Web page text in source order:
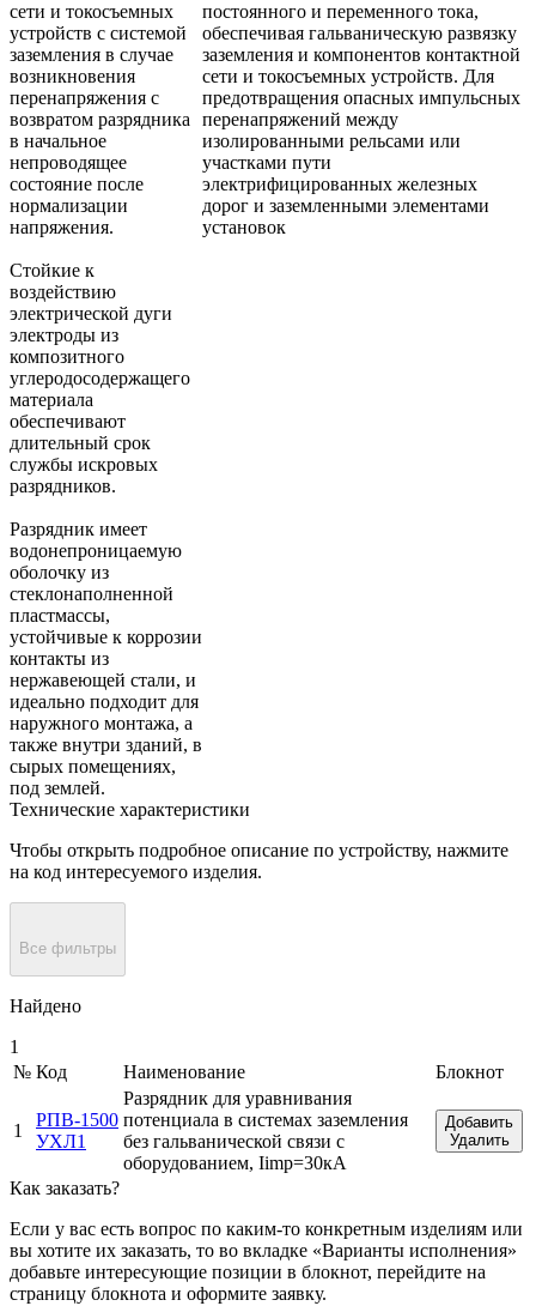
сети и токосъемных
устройств с системой
заземления в случае
возникновения
перенапряжения с
возвратом разрядника
в начальное
непроводящее
состояние после
нормализации
напряжения.
Стойкие к
воздействию
электрической дуги
электроды из
композитного
углеродосодержащего
материала
обеспечивают
длительный срок
службы искровых
разрядников.
Разрядник имеет
водонепроницаемую
оболочку из
стеклонаполненной
пластмассы,
устойчивые к коррозии
контакты из
нержавеющей стали, и
идеально подходит для
наружного монтажа, а
также внутри зданий, в
сырых помещениях,
под землей.
постоянного и переменного тока,
обеспечивая гальваническую развязку
заземления и компонентов контактной
сети и токосъемных устройств. Для
предотвращения опасных импульсных
перенапряжений между
изолированными рельсами или
участками пути
электрифицированных железных
дорог и заземленными элементами
установок
Технические характеристики
Чтобы открыть подробное описание по устройству, нажмите
на код интересуемого изделия.
Все фильтры
Найдено
1
№ Код Наименование Блокнот
1
РПВ-1500
УХЛ1
Разрядник для уравнивания
потенциала в системах заземления
без гальванической связи с
оборудованием, Iimp=30кА
Добавить
Удалить
Как заказать?
Если у вас есть вопрос по каким-то конкретным изделиям или
вы хотите их заказать, то во вкладке «Варианты исполнения»
добавьте интересующие позиции в блокнот, перейдите на
страницу блокнота и оформите заявку.